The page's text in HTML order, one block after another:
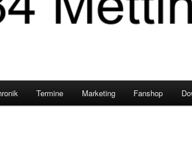
Termine Marketing Fanshop